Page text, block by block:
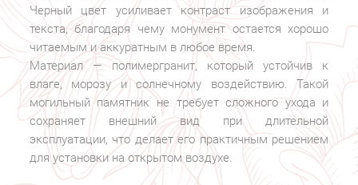
Черный цвет усиливает контраст изображения и
текста, благодаря чему монумент остается хорошо
читаемым и аккуратным в любое время.
Материал — полимергранит, который устойчив к
влаге, морозу и солнечному воздействию. Такой
могильный памятник не требует сложного ухода и
сохраняет внешний вид при длительной
эксплуатации, что делает его практичным решением
для установки на открытом воздухе.